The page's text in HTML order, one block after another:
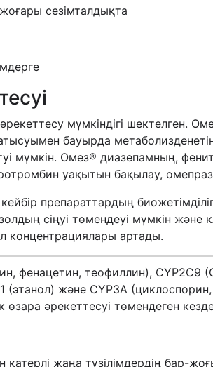
сезімталдықта
мүмкіндігі шектелген.
бауырда
мүмкін. Омез® диазепамның,
уақытын бақылау,
препараттардың
сіңуі төмендеуі мүмкін және
концентрациялары артады.
фенацетин, теофиллин), CYP2C9
(этанол) және CYP3A
әрекеттесуі төмендеген
қатерлі жаңа түзілімдердің бар-